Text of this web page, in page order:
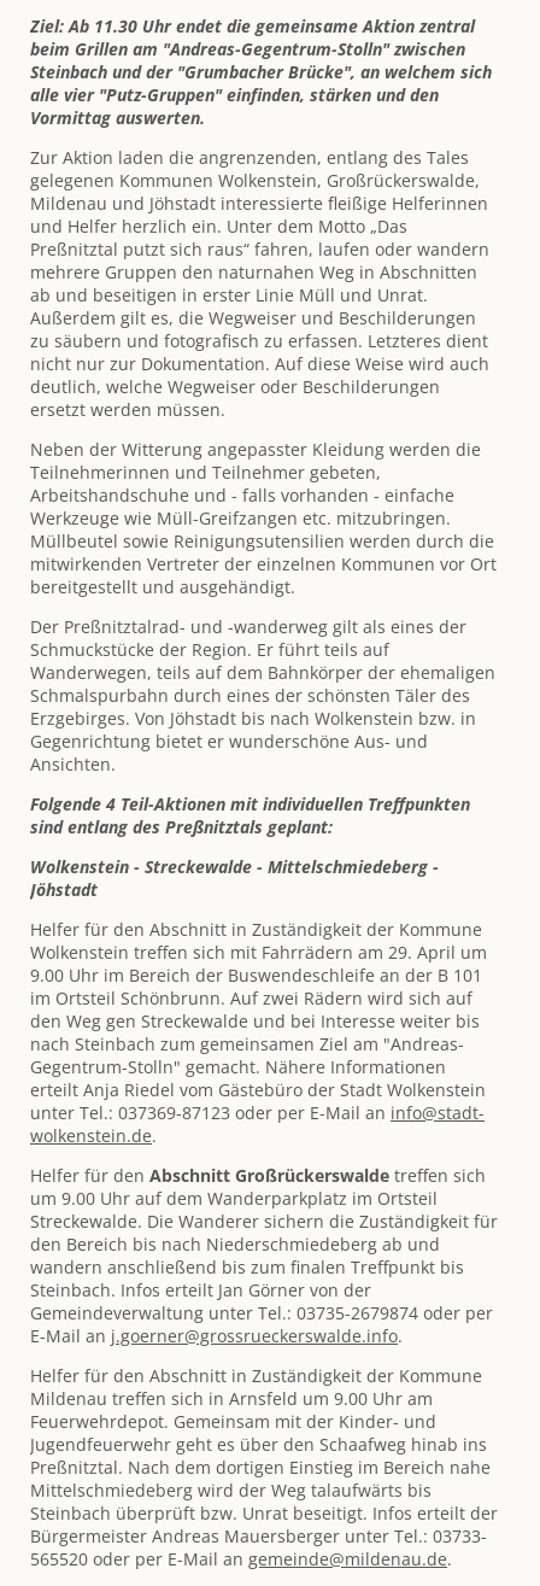
Ziel: Ab 11.30 Uhr endet die gemeinsame Aktion zentral
beim Grillen am "Andreas-Gegentrum-Stolln" zwischen
Steinbach und der "Grumbacher Brücke", an welchem sich
alle vier "Putz-Gruppen" einfinden, stärken und den
Vormittag auswerten.
Zur Aktion laden die angrenzenden, entlang des Tales
gelegenen Kommunen Wolkenstein, Großrückerswalde,
Mildenau und Jöhstadt interessierte fleißige Helferinnen
und Helfer herzlich ein. Unter dem Motto „Das
Preßnitztal putzt sich raus“ fahren, laufen oder wandern
mehrere Gruppen den naturnahen Weg in Abschnitten
ab und beseitigen in erster Linie Müll und Unrat.
Außerdem gilt es, die Wegweiser und Beschilderungen
zu säubern und fotografisch zu erfassen. Letzteres dient
nicht nur zur Dokumentation. Auf diese Weise wird auch
deutlich, welche Wegweiser oder Beschilderungen
ersetzt werden müssen.
Neben der Witterung angepasster Kleidung werden die
Teilnehmerinnen und Teilnehmer gebeten,
Arbeitshandschuhe und - falls vorhanden - einfache
Werkzeuge wie Müll-Greifzangen etc. mitzubringen.
Müllbeutel sowie Reinigungsutensilien werden durch die
mitwirkenden Vertreter der einzelnen Kommunen vor Ort
bereitgestellt und ausgehändigt.
Der Preßnitztalrad- und -wanderweg gilt als eines der
Schmuckstücke der Region. Er führt teils auf
Wanderwegen, teils auf dem Bahnkörper der ehemaligen
Schmalspurbahn durch eines der schönsten Täler des
Erzgebirges. Von Jöhstadt bis nach Wolkenstein bzw. in
Gegenrichtung bietet er wunderschöne Aus- und
Ansichten.
Folgende 4 Teil-Aktionen mit individuellen Treffpunkten
sind entlang des Preßnitztals geplant:
Wolkenstein - Streckewalde - Mittelschmiedeberg -
Jöhstadt
Helfer für den Abschnitt in Zuständigkeit der Kommune
Wolkenstein treffen sich mit Fahrrädern am 29. April um
9.00 Uhr im Bereich der Buswendeschleife an der B 101
im Ortsteil Schönbrunn. Auf zwei Rädern wird sich auf
den Weg gen Streckewalde und bei Interesse weiter bis
nach Steinbach zum gemeinsamen Ziel am "Andreas-
Gegentrum-Stolln" gemacht. Nähere Informationen
erteilt Anja Riedel vom Gästebüro der Stadt Wolkenstein
unter Tel.: 037369-87123 oder per E-Mail an info@stadt-
wolkenstein.de.
Helfer für den Abschnitt Großrückerswalde treffen sich
um 9.00 Uhr auf dem Wanderparkplatz im Ortsteil
Streckewalde. Die Wanderer sichern die Zuständigkeit für
den Bereich bis nach Niederschmiedeberg ab und
wandern anschließend bis zum finalen Treffpunkt bis
Steinbach. Infos erteilt Jan Görner von der
Gemeindeverwaltung unter Tel.: 03735-2679874 oder per
E-Mail an j.goerner@grossrueckerswalde.info.
Helfer für den Abschnitt in Zuständigkeit der Kommune
Mildenau treffen sich in Arnsfeld um 9.00 Uhr am
Feuerwehrdepot. Gemeinsam mit der Kinder- und
Jugendfeuerwehr geht es über den Schaafweg hinab ins
Preßnitztal. Nach dem dortigen Einstieg im Bereich nahe
Mittelschmiedeberg wird der Weg talaufwärts bis
Steinbach überprüft bzw. Unrat beseitigt. Infos erteilt der
Bürgermeister Andreas Mauersberger unter Tel.: 03733-
565520 oder per E-Mail an gemeinde@mildenau.de.